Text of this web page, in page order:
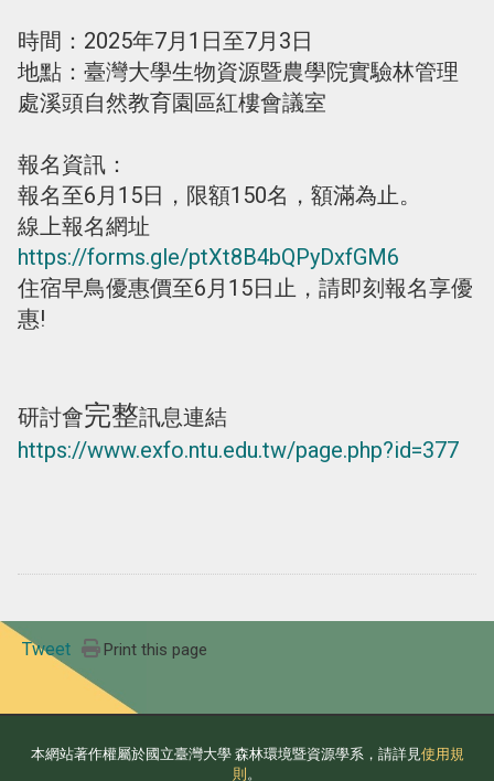
時間：2025年7月1日至7月3日
地點：臺灣大學生物資源暨農學院實驗林管理
處溪頭自然教育園區紅樓會議室
報名資訊：
報名至6月15日，限額150名，額滿為止。
線上報名網址
https://forms.gle/ptXt8B4bQPyDxfGM6
住宿早鳥優惠價至6月15日止，請即刻報名享優
惠!
研討會完整訊息連結
https://www.exfo.ntu.edu.tw/page.php?id=377
Tweet Print this page
本網站著作權屬於國立臺灣大學 森林環境暨資源學系，請詳見使用規
則 。